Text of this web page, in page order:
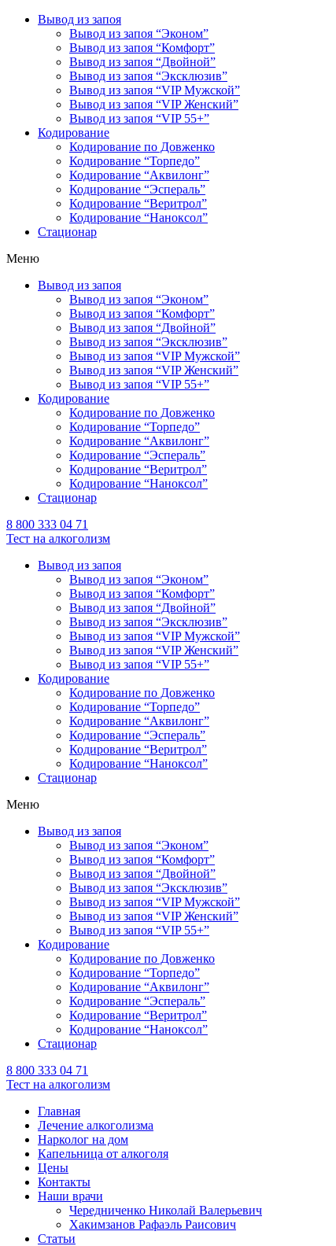
Вывод из запоя
Вывод из запоя “Эконом”
Вывод из запоя “Комфорт”
Вывод из запоя “Двойной”
Вывод из запоя “Эксклюзив”
Вывод из запоя “VIP Мужской”
Вывод из запоя “VIP Женский”
Вывод из запоя “VIP 55+”
Кодирование
Кодирование по Довженко
Кодирование “Торпедо”
Кодирование “Аквилонг”
Кодирование “Эспераль”
Кодирование “Веритрол”
Кодирование “Наноксол”
Стационар
Меню
Вывод из запоя
Вывод из запоя “Эконом”
Вывод из запоя “Комфорт”
Вывод из запоя “Двойной”
Вывод из запоя “Эксклюзив”
Вывод из запоя “VIP Мужской”
Вывод из запоя “VIP Женский”
Вывод из запоя “VIP 55+”
Кодирование
Кодирование по Довженко
Кодирование “Торпедо”
Кодирование “Аквилонг”
Кодирование “Эспераль”
Кодирование “Веритрол”
Кодирование “Наноксол”
Стационар
8 800 333 04 71
Тест на алкоголизм
Вывод из запоя
Вывод из запоя “Эконом”
Вывод из запоя “Комфорт”
Вывод из запоя “Двойной”
Вывод из запоя “Эксклюзив”
Вывод из запоя “VIP Мужской”
Вывод из запоя “VIP Женский”
Вывод из запоя “VIP 55+”
Кодирование
Кодирование по Довженко
Кодирование “Торпедо”
Кодирование “Аквилонг”
Кодирование “Эспераль”
Кодирование “Веритрол”
Кодирование “Наноксол”
Стационар
Меню
Вывод из запоя
Вывод из запоя “Эконом”
Вывод из запоя “Комфорт”
Вывод из запоя “Двойной”
Вывод из запоя “Эксклюзив”
Вывод из запоя “VIP Мужской”
Вывод из запоя “VIP Женский”
Вывод из запоя “VIP 55+”
Кодирование
Кодирование по Довженко
Кодирование “Торпедо”
Кодирование “Аквилонг”
Кодирование “Эспераль”
Кодирование “Веритрол”
Кодирование “Наноксол”
Стационар
8 800 333 04 71
Тест на алкоголизм
Главная
Лечение алкоголизма
Нарколог на дом
Капельница от алкоголя
Цены
Контакты
Наши врачи
Чередниченко Николай Валерьевич
Хакимзанов Рафаэль Раисович
Статьи